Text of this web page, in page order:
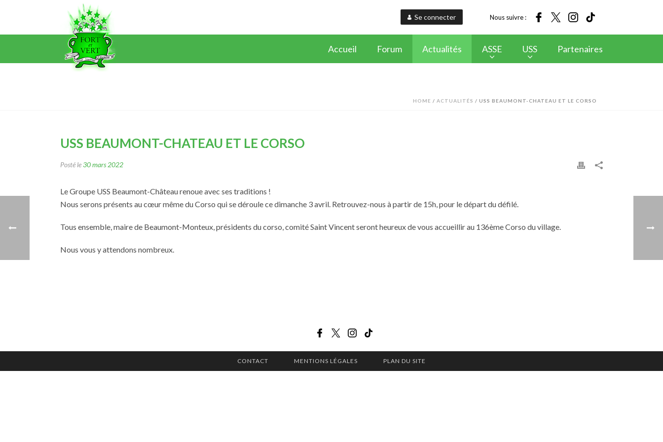
Se connecter Nous suivre :
Accueil Forum Actualités ASSE USS Partenaires
HOME / ACTUALITÉS / USS BEAUMONT-CHATEAU ET LE CORSO
USS BEAUMONT-CHATEAU ET LE CORSO
Posté le30 mars 2022
Le Groupe USS Beaumont-Château renoue avec ses traditions !
Nous serons présents au cœur même du Corso qui se déroule ce dimanche 3 avril. Retrouvez-nous à partir de 15h, pour le départ du défilé.
Tous ensemble, maire de Beaumont-Monteux, présidents du corso, comité Saint Vincent seront heureux de vous accueillir au 136ème Corso du village.
Nous vous y attendons nombreux.
CONTACT MENTIONS LÉGALES PLAN DU SITE